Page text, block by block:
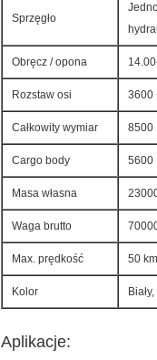
Sprzęgło
Obręcz / opona
Rozstaw osi 3600
Całkowity wymiar 8500
Cargo body 5600
Masa własna
Waga brutto
Max. prędkość 50
Kolor
Aplikacje: